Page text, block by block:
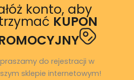
konto, aby
KUPON
do rejestracji w
sklepie internetowym!